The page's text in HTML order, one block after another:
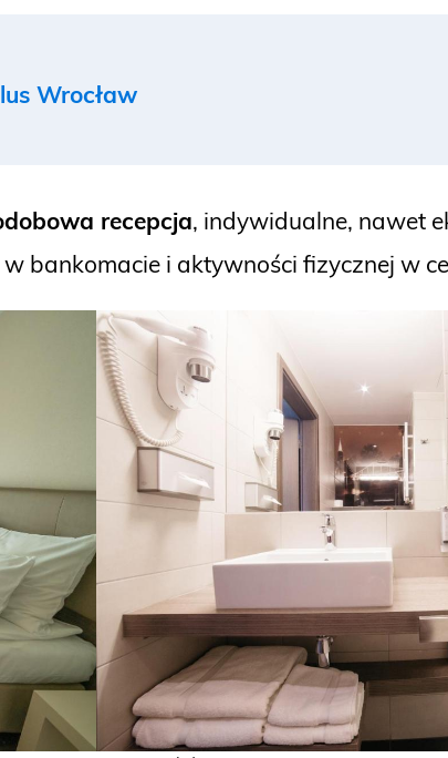
Wrocław
recepcja, indywidualne, nawet
bankomacie i aktywności fizycznej w